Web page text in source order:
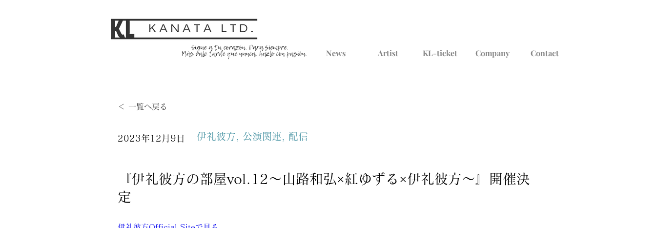
News Artist KL-ticket Company Contact
＜ 一覧へ戻る
2023年12月9日 伊礼彼方, 公演関連, 配信
『伊礼彼方の部屋vol.12～山路和弘×紅ゆずる×伊礼彼方～』開催決
定